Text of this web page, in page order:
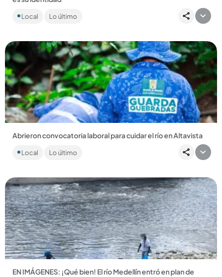
El cadáver fue encontrado en el sector de La Arenera, en el
municipio de Girardota. ...
Local Lo último
Compartir Noticia
Abrieron convocatoria laboral para cuidar el río en Altavista
personas con diferentes perfiles para ejecutar acciones que
Local Lo último
Compartir Noticia
EN IMÁGENES: ¡Qué bien! El río Medellín entró en plan de